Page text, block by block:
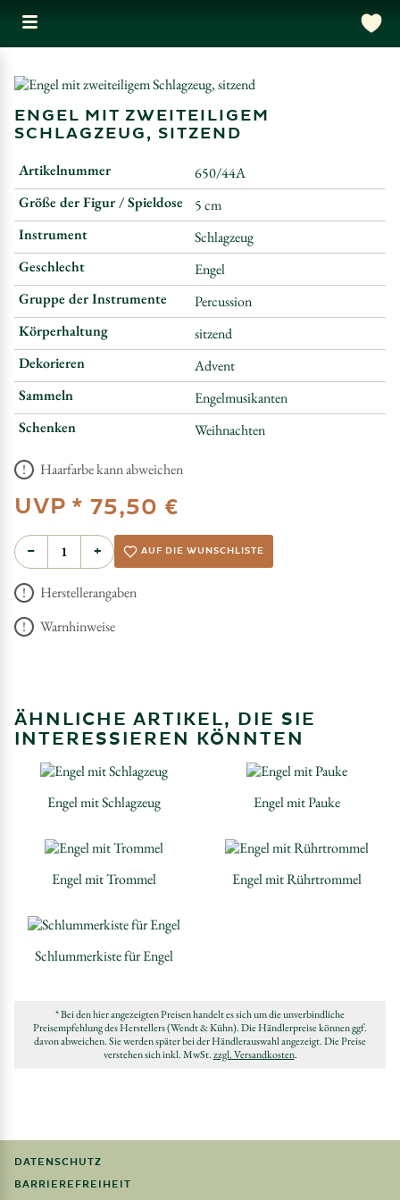
ENGEL MIT ZWEITEILIGEM
SCHLAGZEUG, SITZEND
Artikelnummer
650/44A
Größe der Figur / Spieldose
5 cm
Instrument
Schlagzeug
Geschlecht
Engel
Gruppe der Instrumente
Percussion
Körperhaltung
sitzend
Dekorieren
Advent
Sammeln
Engelmusikanten
Schenken
Weihnachten
Haarfarbe kann abweichen
UVP * 75,50 €
− + AUF DIE WUNSCHLISTE
Herstellerangaben
Warnhinweise
ÄHNLICHE ARTIKEL, DIE SIE
INTERESSIEREN KÖNNTEN
Engel mit Schlagzeug Engel mit Pauke
Engel mit Trommel Engel mit Rührtrommel
Schlummerkiste für Engel
* Bei den hier angezeigten Preisen handelt es sich um die unverbindliche
Preisempfehlung des Herstellers (Wendt & Kühn). Die Händlerpreise können ggf.
davon abweichen. Sie werden später bei der Händlerauswahl angezeigt. Die Preise
verstehen sich inkl. MwSt.zzgl. Versandkosten.
DATENSCHUTZ
BARRIEREFREIHEIT